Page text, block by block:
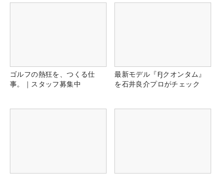
ゴルフの熱狂を、つくる仕
事。｜スタッフ募集中
最新モデル『FJクオンタム』
を石井良介プロがチェック